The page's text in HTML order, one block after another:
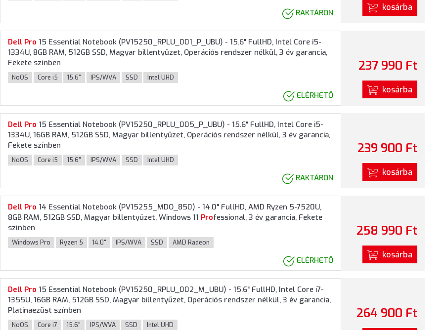
RAKTÁRON
kosárba
Dell Pro 15 Essential Notebook (PV15250_RPLU_001_P_UBU) - 15.6" FullHD, Intel Core i5-
1334U, 8GB RAM, 512GB SSD, Magyar billentyűzet, Operációs rendszer nélkül, 3 év garancia,
Fekete színben
NoOS Core i5 15.6" IPS/WVA SSD Intel UHD
ELÉRHETŐ
237 990 Ft
kosárba
Dell Pro 15 Essential Notebook (PV15250_RPLU_005_P_UBU) - 15.6" FullHD, Intel Core i5-
1334U, 16GB RAM, 512GB SSD, Magyar billentyűzet, Operációs rendszer nélkül, 3 év garancia,
Fekete színben
NoOS Core i5 15.6" IPS/WVA SSD Intel UHD
RAKTÁRON
239 900 Ft
kosárba
Dell Pro 14 Essential Notebook (PV15255_MDO_850) - 14.0" FullHD, AMD Ryzen 5-7520U,
8GB RAM, 512GB SSD, Magyar billentyűzet, Windows 11 Professional, 3 év garancia, Fekete
színben
Windows Pro Ryzen 5 14.0" IPS/WVA SSD AMD Radeon
ELÉRHETŐ
258 990 Ft
kosárba
Dell Pro 15 Essential Notebook (PV15250_RPLU_002_M_UBU) - 15.6" FullHD, Intel Core i7-
1355U, 16GB RAM, 512GB SSD, Magyar billentyűzet, Operációs rendszer nélkül, 3 év garancia,
Platinaezüst színben
NoOS Core i7 15.6" IPS/WVA SSD Intel UHD
264 900 Ft